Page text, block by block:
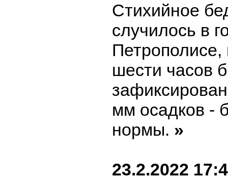
Стихийное
случилось в
Петрополисе,
шести часов
мм осадков -
нормы. »
23.2.2022